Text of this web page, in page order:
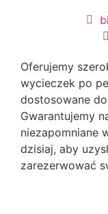
Oferujemy
wycieczek po
dostosowane
Gwarantujemy
niezapomniane
dzisiaj, aby
zarezerwować